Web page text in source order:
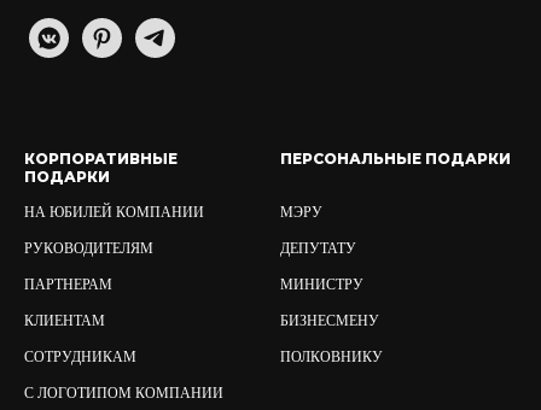
КОРПОРАТИВНЫЕ
ПОДАРКИ
НА ЮБИЛЕЙ КОМПАНИИ
РУКОВОДИТЕЛЯМ
ПАРТНЕРАМ
КЛИЕНТАМ
СОТРУДНИКАМ
С ЛОГОТИПОМ КОМПАНИИ
ПЕРСОНАЛЬНЫЕ ПОДАРКИ
МЭРУ
ДЕПУТАТУ
МИНИСТРУ
БИЗНЕСМЕНУ
ПОЛКОВНИКУ